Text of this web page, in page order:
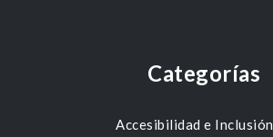
Categorías
Accesibilidad e Inclusión